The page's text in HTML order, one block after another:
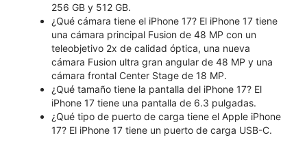
256 GB y 512 GB.
¿Qué cámara tiene el iPhone 17? El iPhone 17 tiene
una cámara principal Fusion de 48 MP con un
teleobjetivo 2x de calidad óptica, una nueva
cámara Fusion ultra gran angular de 48 MP y una
cámara frontal Center Stage de 18 MP.
¿Qué tamaño tiene la pantalla del iPhone 17? El
iPhone 17 tiene una pantalla de 6.3 pulgadas.
¿Qué tipo de puerto de carga tiene el Apple iPhone
17? El iPhone 17 tiene un puerto de carga USB-C.